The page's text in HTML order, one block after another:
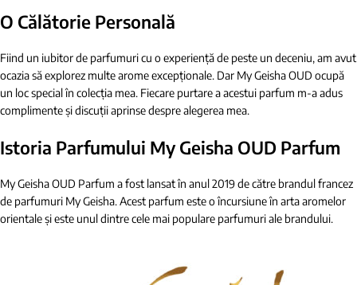
O Călătorie Personală
Fiind un iubitor de parfumuri cu o experiență de peste un deceniu, am avut
ocazia să explorez multe arome excepționale. Dar My Geisha OUD ocupă
un loc special în colecția mea. Fiecare purtare a acestui parfum m-a adus
complimente și discuții aprinse despre alegerea mea.
Istoria Parfumului My Geisha OUD Parfum
My Geisha OUD Parfum a fost lansat în anul 2019 de către brandul francez
de parfumuri My Geisha. Acest parfum este o încursiune în arta aromelor
orientale și este unul dintre cele mai populare parfumuri ale brandului.